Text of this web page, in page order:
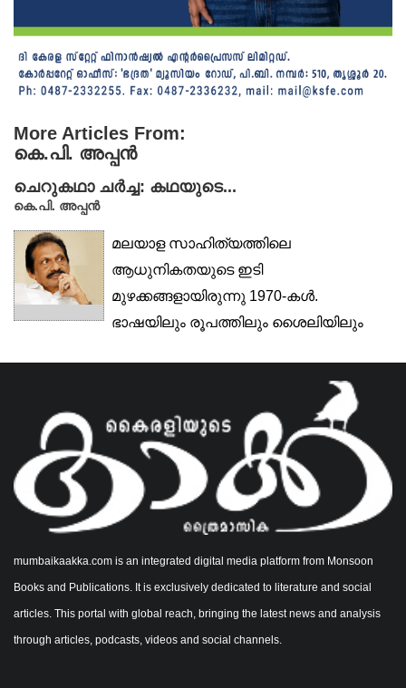
More Articles From:
കെ.പി. അപ്പൻ
ചെറുകഥാ ചർച്ച: കഥയുടെ...
കെ.പി. അപ്പൻ
മലയാള സാഹിത്യത്തിലെ
ആധുനികതയുടെ ഇടി
മുഴക്കങ്ങളായിരുന്നു 1970-കൾ.
ഭാഷയിലും രൂപത്തിലും ശൈലിയിലും
mumbaikaakka.com is an integrated digital media platform from Monsoon
Books and Publications. It is exclusively dedicated to literature and social
articles. This portal with global reach, bringing the latest news and analysis
through articles, podcasts, videos and social channels.